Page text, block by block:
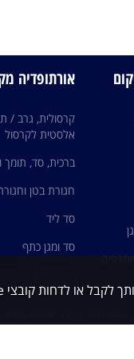
אורתופדיה
קרסולית, גרב /
אלסטית לקרסול
ברכית, סד, תומך
חגורת בטן
סד ליד
סד ומגן כתף
מידע כללי ובלתי
רופא מומחה ותחת